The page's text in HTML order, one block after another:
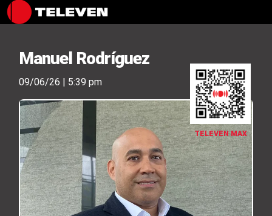
TELEVEN MAX
Manuel Rodríguez
09/06/26 | 5:39 pm